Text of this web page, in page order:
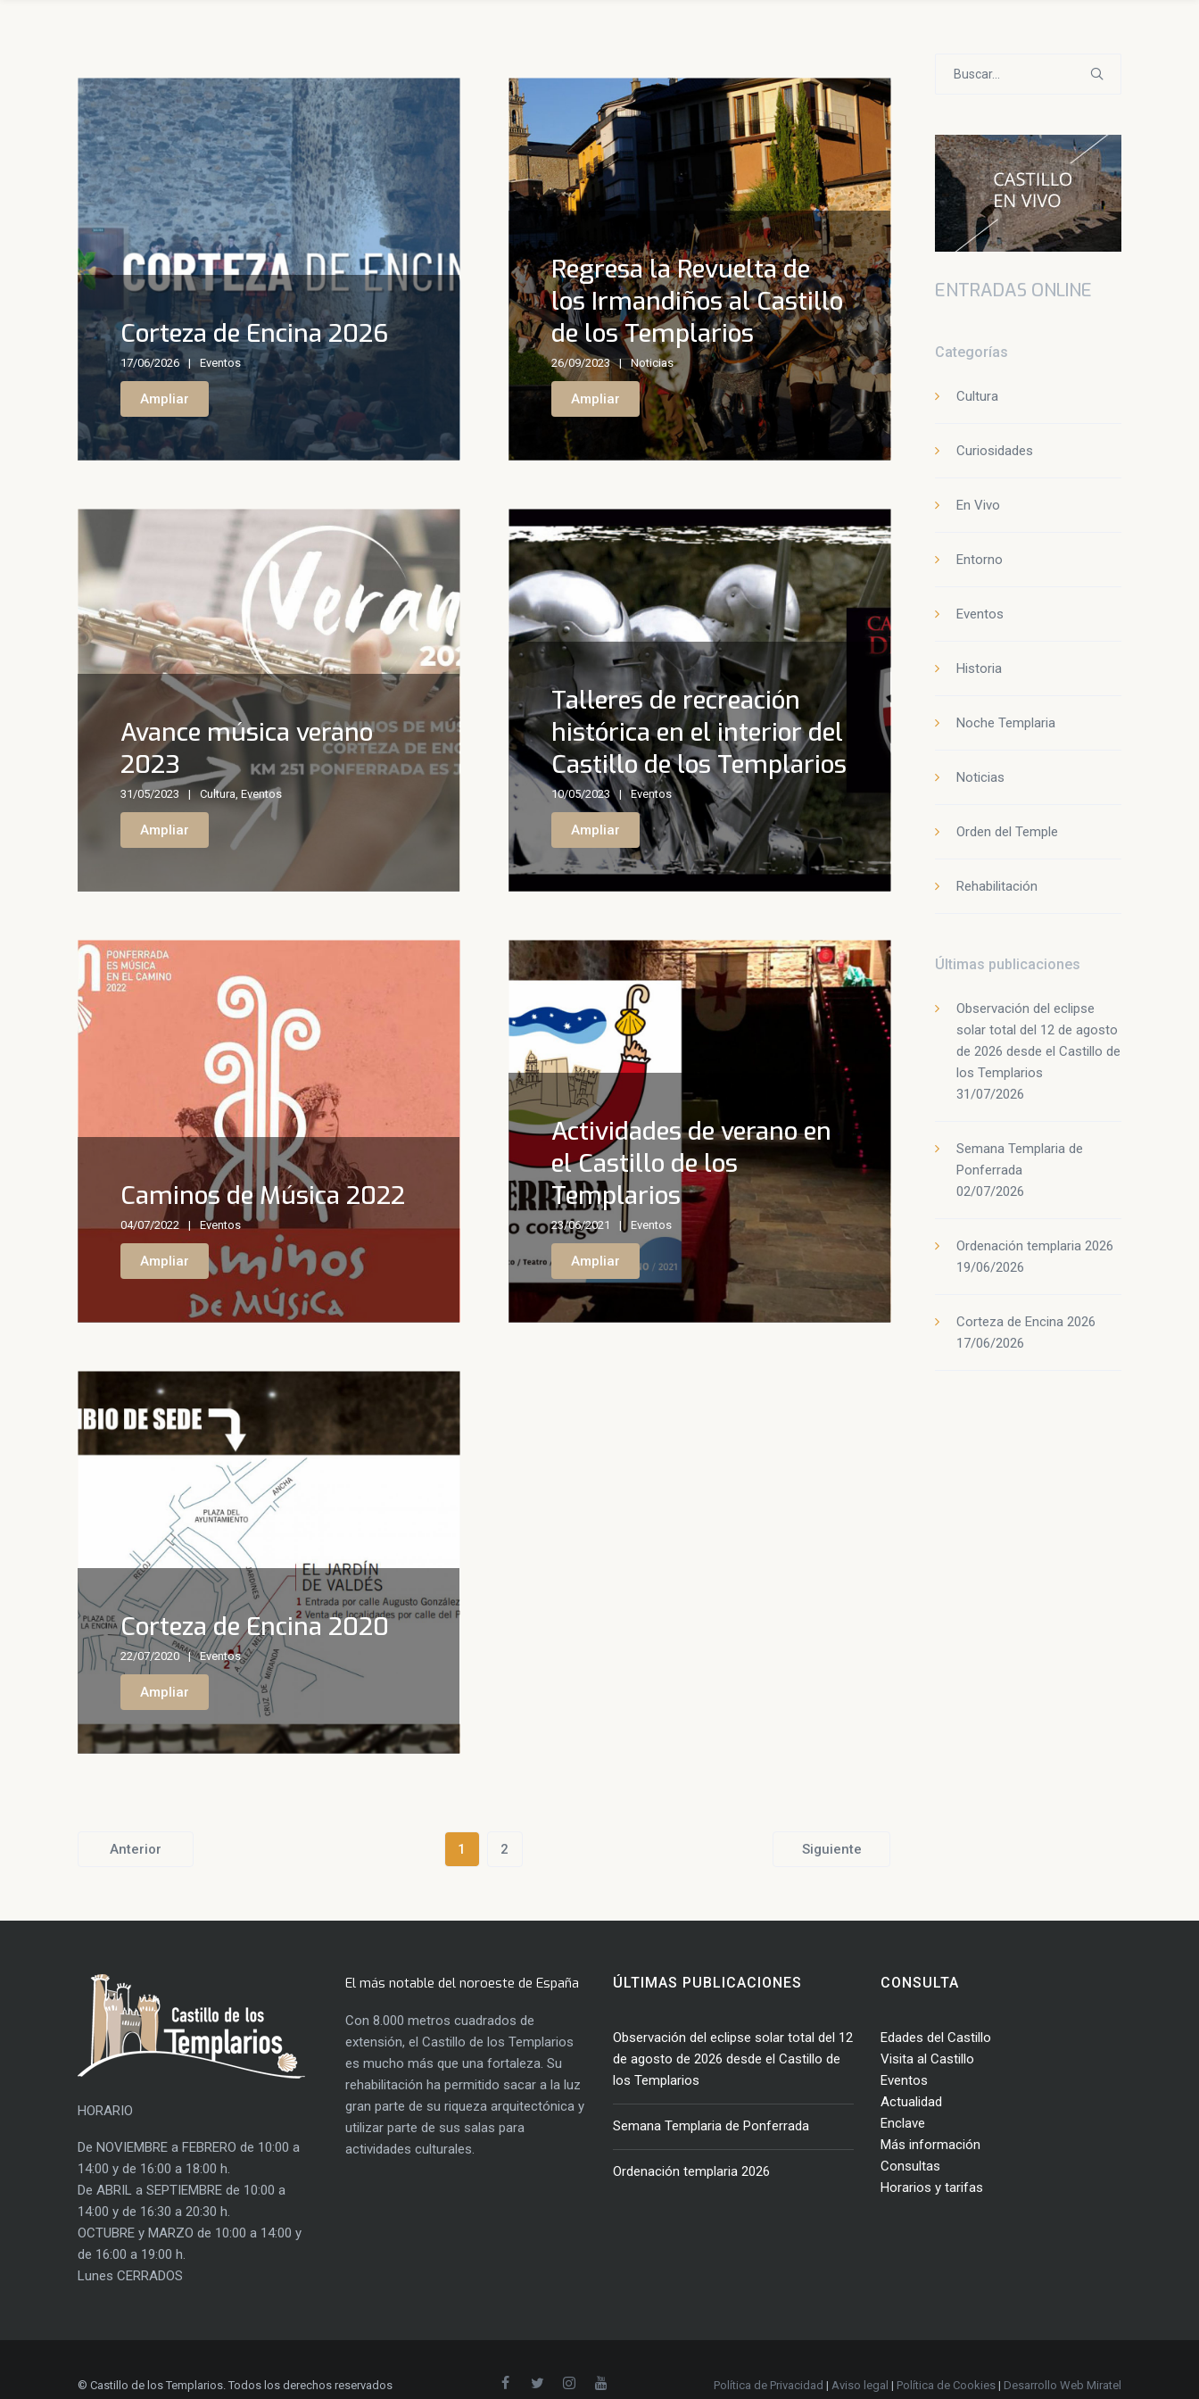
Corteza de Encina 2026
17/06/2026 Eventos
Ampliar
Regresa la Revuelta de
los Irmandiños al Castillo
de los Templarios
26/09/2023 Noticias
Ampliar
Avance música verano
2023
31/05/2023 Cultura,Eventos
Ampliar
Talleres de recreación
histórica en el interior del
Castillo de los Templarios
10/05/2023 Eventos
Ampliar
Caminos de Música 2022
04/07/2022 Eventos
Ampliar
Actividades de verano en
el Castillo de los
Templarios
23/06/2021 Eventos
Ampliar
Corteza de Encina 2020
22/07/2020 Eventos
Ampliar
Anterior 1 2 Siguiente
ENTRADAS ONLINE
Categorías
Cultura
Curiosidades
En Vivo
Entorno
Eventos
Historia
Noche Templaria
Noticias
Orden del Temple
Rehabilitación
Últimas publicaciones
Observación del eclipse
solar total del 12 de agosto
de 2026 desde el Castillo de
los Templarios
31/07/2026
Semana Templaria de
Ponferrada
02/07/2026
Ordenación templaria 2026
19/06/2026
Corteza de Encina 2026
17/06/2026
HORARIO
De NOVIEMBRE a FEBRERO de 10:00 a
14:00 y de 16:00 a 18:00 h.
De ABRIL a SEPTIEMBRE de 10:00 a
14:00 y de 16:30 a 20:30 h.
OCTUBRE y MARZO de 10:00 a 14:00 y
de 16:00 a 19:00 h.
Lunes CERRADOS
El más notable del noroeste de España
Con 8.000 metros cuadrados de
extensión, el Castillo de los Templarios
es mucho más que una fortaleza. Su
rehabilitación ha permitido sacar a la luz
gran parte de su riqueza arquitectónica y
utilizar parte de sus salas para
actividades culturales.
ÚLTIMAS PUBLICACIONES
Observación del eclipse solar total del 12
de agosto de 2026 desde el Castillo de
los Templarios
Semana Templaria de Ponferrada
Ordenación templaria 2026
CONSULTA
Edades del Castillo
Visita al Castillo
Eventos
Actualidad
Enclave
Más información
Consultas
Horarios y tarifas
© Castillo de los Templarios. Todos los derechos reservados Política de Privacidad | Aviso legal | Política de Cookies | Desarrollo Web Miratel